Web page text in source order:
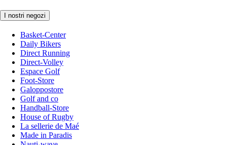
I nostri negozi
Basket-Center
Daily Bikers
Direct Running
Direct-Volley
Espace Golf
Foot-Store
Galoppostore
Golf and co
Handball-Store
House of Rugby
La sellerie de Maé
Made in Paradis